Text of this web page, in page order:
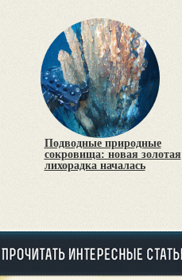
Подводные природные
сокровища: новая золотая
лихорадка началась